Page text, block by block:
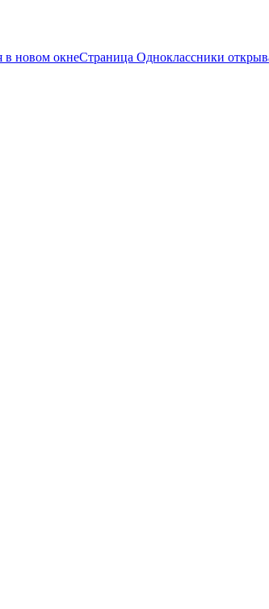
в новом окнеСтраница Одноклассники